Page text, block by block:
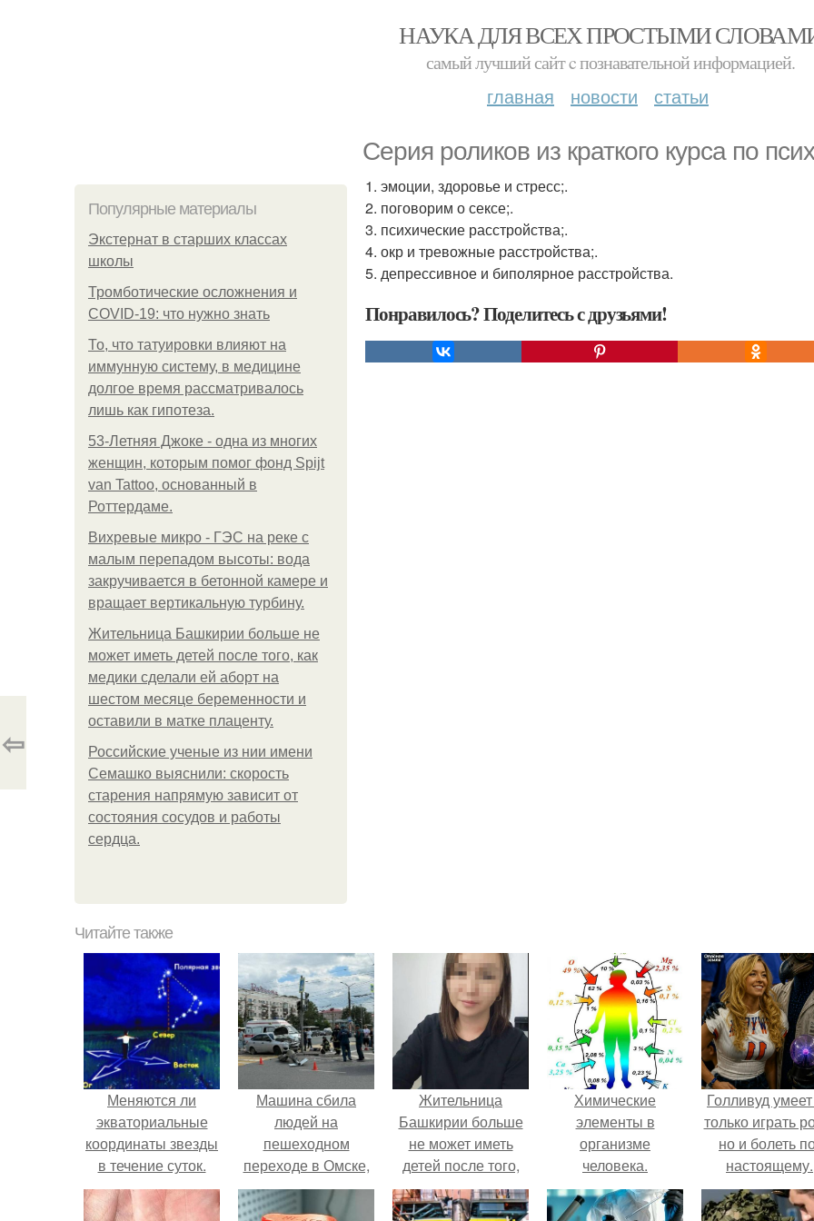
НАУКА ДЛЯ ВСЕХ ПРОСТЫМИ
самый лучший сайт c познавательной информацией.
главная новости статьи
Серия роликов из краткого курса по
Популярные материалы
Экстернат в старших классах
школы
Тромботические осложнения и
COVID-19: что нужно знать
То, что татуировки влияют на
иммунную систему, в медицине
долгое время рассматривалось
лишь как гипотеза.
53-Летняя Джоке - одна из многих
женщин, которым помог фонд Spijt
van Tattoo, основанный в
Роттердаме.
Вихревые микро - ГЭС на реке с
малым перепадом высоты: вода
закручивается в бетонной камере и
вращает вертикальную турбину.
Жительница Башкирии больше не
может иметь детей после того, как
медики сделали ей аборт на
шестом месяце беременности и
оставили в матке плаценту.
Российские ученые из нии имени
Семашко выяснили: скорость
старения напрямую зависит от
состояния сосудов и работы
сердца.
1. эмоции, здоровье и стресс;.
2. поговорим о сексе;.
3. психические расстройства;.
4. окр и тревожные расстройства;.
5. депрессивное и биполярное расстройства.
Понравилось? Поделитесь с друзьями!
⇦
Читайте также
Меняются ли
экваториальные
координаты звезды
в течение суток.
Определение
географических
Машина сбила
людей на
пешеходном
переходе в Омске,
пострадали 8
человек.
Жительница
Башкирии больше
не может иметь
детей после того,
как медики сделали
ей аборт на шестом
Химические
элементы в
организме
человека.
Голливуд
только играть
но и болеть
настоящему.